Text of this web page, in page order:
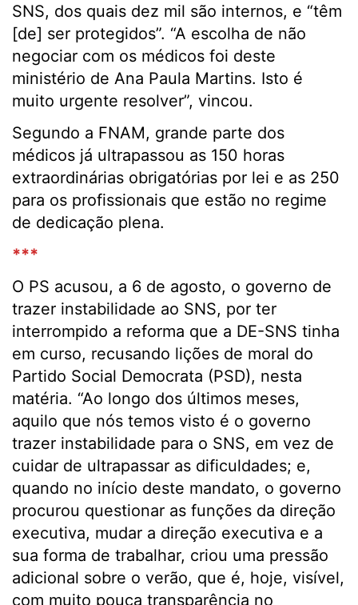
SNS, dos quais dez mil são internos, e “têm
[de] ser protegidos”. “A escolha de não
negociar com os médicos foi deste
ministério de Ana Paula Martins. Isto é
muito urgente resolver”, vincou.
Segundo a FNAM, grande parte dos
médicos já ultrapassou as 150 horas
extraordinárias obrigatórias por lei e as 250
para os profissionais que estão no regime
de dedicação plena.
***
O PS acusou, a 6 de agosto, o governo de
trazer instabilidade ao SNS, por ter
interrompido a reforma que a DE-SNS tinha
em curso, recusando lições de moral do
Partido Social Democrata (PSD), nesta
matéria. “Ao longo dos últimos meses,
aquilo que nós temos visto é o governo
trazer instabilidade para o SNS, em vez de
cuidar de ultrapassar as dificuldades; e,
quando no início deste mandato, o governo
procurou questionar as funções da direção
executiva, mudar a direção executiva e a
sua forma de trabalhar, criou uma pressão
adicional sobre o verão, que é, hoje, visível,
com muito pouca transparência no